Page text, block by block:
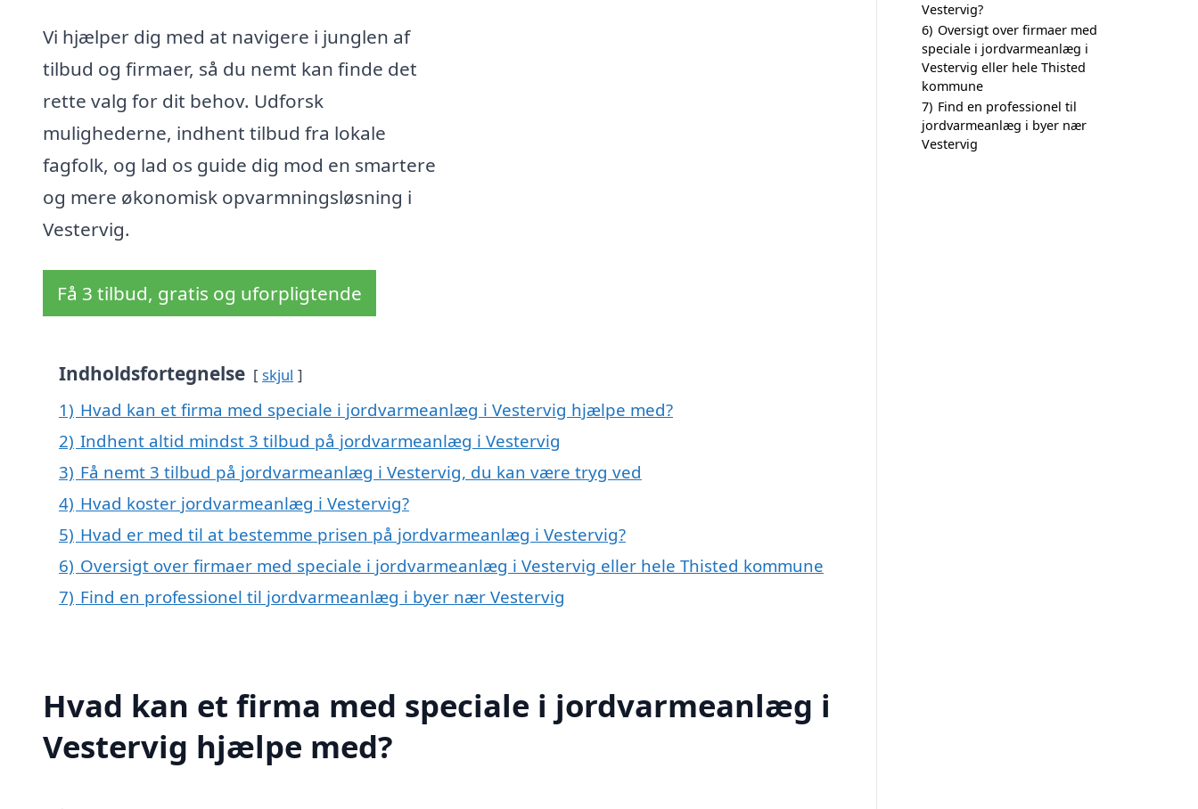
Vi hjælper dig med at navigere i junglen af
tilbud og firmaer, så du nemt kan finde det
rette valg for dit behov. Udforsk
mulighederne, indhent tilbud fra lokale
fagfolk, og lad os guide dig mod en smartere
og mere økonomisk opvarmningsløsning i
Vestervig.
Få 3 tilbud, gratis og uforpligtende
Indholdsfortegnelse skjul
1) Hvad kan et firma med speciale i jordvarmeanlæg i Vestervig hjælpe med?
2) Indhent altid mindst 3 tilbud på jordvarmeanlæg i Vestervig
3) Få nemt 3 tilbud på jordvarmeanlæg i Vestervig, du kan være tryg ved
4) Hvad koster jordvarmeanlæg i Vestervig?
5) Hvad er med til at bestemme prisen på jordvarmeanlæg i Vestervig?
6) Oversigt over firmaer med speciale i jordvarmeanlæg i Vestervig eller hele Thisted kommune
7) Find en professionel til jordvarmeanlæg i byer nær Vestervig
Hvad kan et firma med speciale i jordvarmeanlæg i
Vestervig hjælpe med?
Vestervig?
6) Oversigt over firmaer med
speciale i jordvarmeanlæg i
Vestervig eller hele Thisted
kommune
7) Find en professionel til
jordvarmeanlæg i byer nær
Vestervig